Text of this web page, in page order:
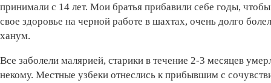
принимали с 14 лет. Мои братья прибавили себе годы,
свое здоровье на черной работе в шахтах, очень долго
ханум.
Все заболели малярией, старики в течение 2-3 месяцев
некому. Местные узбеки отнеслись к прибывшим с